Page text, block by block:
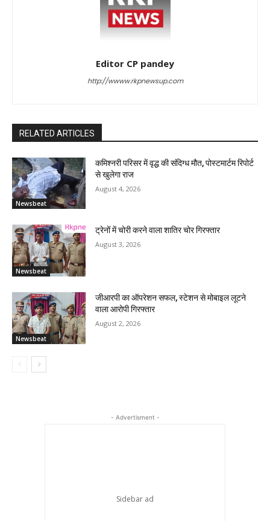
Editor CP pandey
http://wwww.rkpnewsup.com
RELATED ARTICLES
Newsbeat
कमिश्नरी परिसर में वृद्ध की संदिग्ध मौत, पोस्टमार्टम रिपोर्ट
से खुलेगा राज
August 4, 2026
Newsbeat
ट्रेनों में चोरी करने वाला शातिर चोर गिरफ्तार
August 3, 2026
Newsbeat
जीआरपी का ऑपरेशन सफल, स्टेशन से मोबाइल लूटने
वाला आरोपी गिरफ्तार
August 2, 2026
- Advertisment -